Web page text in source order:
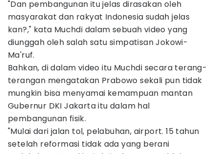
"Dan pembangunan itu jelas dirasakan oleh
masyarakat dan rakyat Indonesia sudah jelas
kan?," kata Muchdi dalam sebuah video yang
diunggah oleh salah satu simpatisan Jokowi-
Ma'ruf.
Bahkan, di dalam video itu Muchdi secara terang-
terangan mengatakan Prabowo sekali pun tidak
mungkin bisa menyamai kemampuan mantan
Gubernur DKI Jakarta itu dalam hal
pembangunan fisik.
"Mulai dari jalan tol, pelabuhan, airport. 15 tahun
setelah reformasi tidak ada yang berani